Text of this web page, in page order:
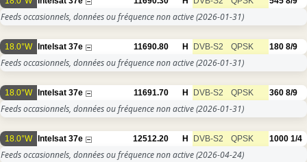
Feeds occasionnels, données ou fréquence non active(2026-01-31)
18.0°W Intelsat 37e 11690.80 H DVB-S2 QPSK 180 8/9
Feeds occasionnels, données ou fréquence non active(2026-01-31)
18.0°W Intelsat 37e 11691.70 H DVB-S2 QPSK 360 8/9
Feeds occasionnels, données ou fréquence non active(2026-01-31)
18.0°W Intelsat 37e 12512.20 H DVB-S2 QPSK 1000 1/4
Feeds occasionnels, données ou fréquence non active(2026-04-24)